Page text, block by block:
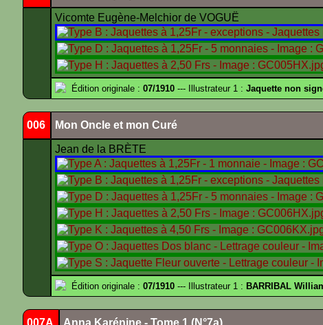
Vicomte Eugène-Melchior de VOGUË
Édition originale : 07/1910 --- Illustrateur 1 : Jaquette non
006 Mon Oncle et mon Curé
Jean de la BRÈTE
Édition originale : 07/1910 --- Illustrateur 1 : BARRIBAL
007A Anna Karénine - Tome 1 (N°7a)